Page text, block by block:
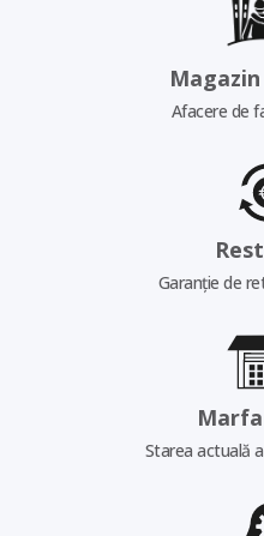
Afacere de
Garanție de
Starea actuală